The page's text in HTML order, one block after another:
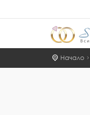
Начало